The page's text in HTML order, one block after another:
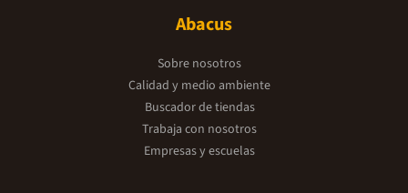
Abacus
Sobre nosotros
Calidad y medio ambiente
Buscador de tiendas
Trabaja con nosotros
Empresas y escuelas